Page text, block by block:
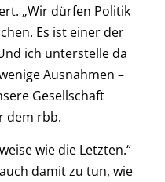
„Wir dürfen Politik
Es ist einer der
ich unterstelle da
Ausnahmen –
Gesellschaft
dem rbb.
wie die Letzten.“
damit zu tun, wie